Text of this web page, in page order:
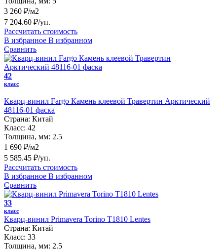
3 260 ₽/м2
7 204.60 ₽/уп.
Рассчитать стоимость
В избранное В избранном
Сравнить
42
класс
Кварц-винил Fargo Камень клеевой Травертин Арктический
48116-01 фаска
Страна: Китай
Класс: 42
Толщина, мм: 2.5
1 690 ₽/м2
5 585.45 ₽/уп.
Рассчитать стоимость
В избранное В избранном
Сравнить
33
класс
Кварц-винил Primavera Torino T1810 Lentes
Страна: Китай
Класс: 33
Толщина, мм: 2.5